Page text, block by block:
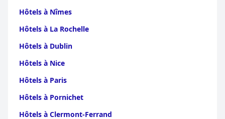
Hôtels à Nîmes
Hôtels à La Rochelle
Hôtels à Dublin
Hôtels à Nice
Hôtels à Paris
Hôtels à Pornichet
Hôtels à Clermont-Ferrand